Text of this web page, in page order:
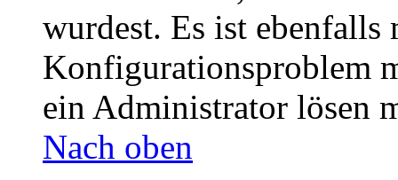
wurdest. Es ist ebenfalls
Konfigurationsproblem
ein Administrator lösen
Nach oben